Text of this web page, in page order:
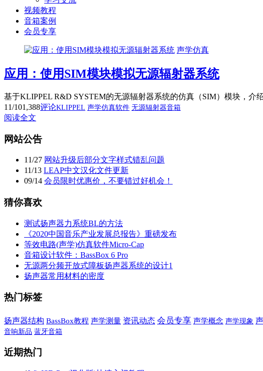
视频教程
音箱案例
会员专享
声学仿真
应用：使用SIM模块模拟无源辐射器系统
基于KLIPPEL R&D SYSTEM的无源辐射器系统的仿真（SIM）模块，介
11/101,388评论KLIPPEL 声学仿真软件 无源辐射器音箱
阅读全文
网站公告
11/27 网站升级后部分文字样式错乱问题
11/13 LEAP中文汉化文件更新
09/14 会员限时优惠价，不要错过好机会！
猜你喜欢
测试扬声器力系统BL的方法
《2020中国音乐产业发展总报告》重磅发布
等效电路(声学)仿真软件Micro-Cap
音箱设计软件：BassBox 6 Pro
无源两分频开放式障板扬声器系统的设计1
扬声器常用材料的密度
热门标签
扬声器结构 BassBox教程 声学测量 资讯动态 会员专享 声学概念 声学现象
音响新品 蓝牙音箱
近期热门